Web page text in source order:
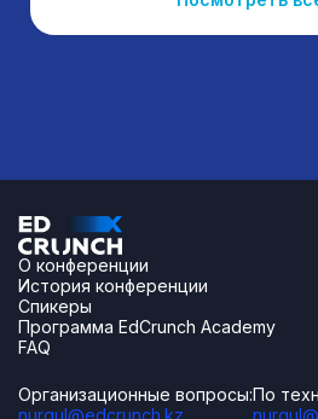
О конференции
История конференции
Спикеры
Программа EdCrunch Academy
FAQ
Организационные вопросы:
nurgul@edcrunch.kz
По